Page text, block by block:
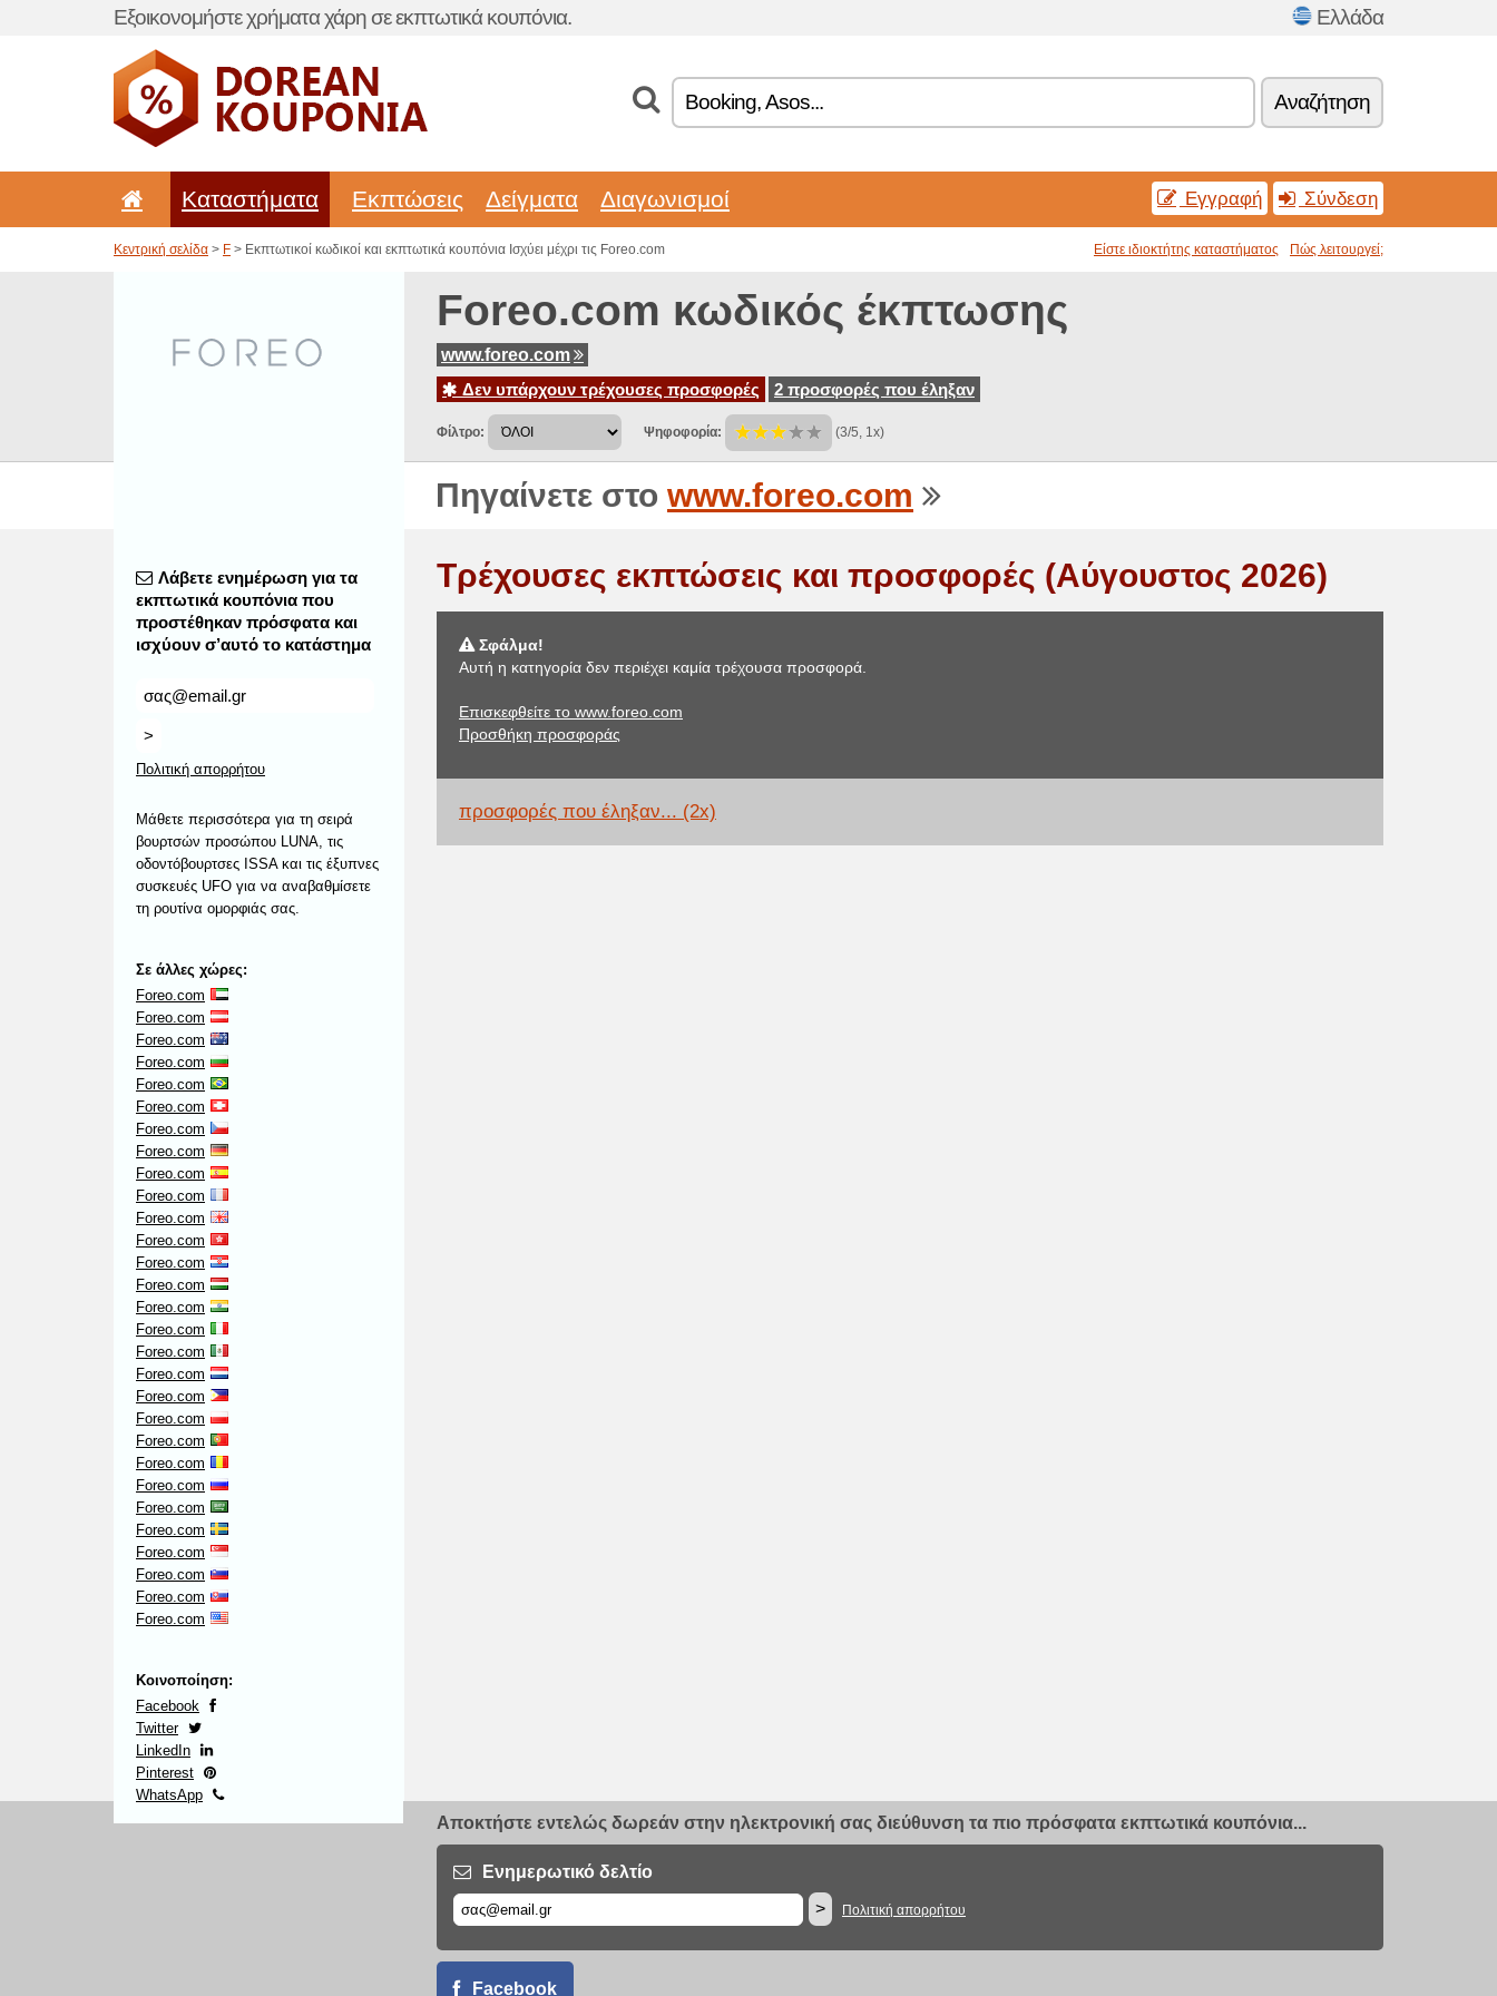
Εξοικονομήστε χρήματα χάρη σε εκπτωτικά κουπόνια. Ελλάδα
Αναζήτηση
Καταστήματα Εκπτώσεις Δείγματα Διαγωνισμοί Εγγραφή Σύνδεση
Κεντρική σελίδα > F > Εκπτωτικοί κωδικοί και εκπτωτικά κουπόνια Ισχύει μέχρι τις Foreo.com Είστε ιδιοκτήτης καταστήματος Πώς λειτουργεί;
Foreo.com κωδικός έκπτωσης
www.foreo.com
Δεν υπάρχουν τρέχουσες προσφορές
2 προσφορές που έληξαν
Φίλτρο: Ψηφοφορία: (3/5, 1x)
Πηγαίνετε στο www.foreo.com
Λάβετε ενημέρωση για τα
εκπτωτικά κουπόνια που
προστέθηκαν πρόσφατα και
ισχύουν σ’αυτό το κατάστημα
>
Πολιτική απορρήτου
Μάθετε περισσότερα για τη σειρά
βουρτσών προσώπου LUNA, τις
οδοντόβουρτσες ISSA και τις έξυπνες
συσκευές UFO για να αναβαθμίσετε
τη ρουτίνα ομορφιάς σας.
Σε άλλες χώρες:
Foreo.com
Foreo.com
Foreo.com
Foreo.com
Foreo.com
Foreo.com
Foreo.com
Foreo.com
Foreo.com
Foreo.com
Foreo.com
Foreo.com
Foreo.com
Foreo.com
Foreo.com
Foreo.com
Foreo.com
Foreo.com
Foreo.com
Foreo.com
Foreo.com
Foreo.com
Foreo.com
Foreo.com
Foreo.com
Foreo.com
Foreo.com
Foreo.com
Foreo.com
Κοινοποίηση:
Facebook
Twitter
LinkedIn
Pinterest
WhatsApp
Τρέχουσες εκπτώσεις και προσφορές (Αύγουστος 2026)
Σφάλμα!
Αυτή η κατηγορία δεν περιέχει καμία τρέχουσα προσφορά.
Επισκεφθείτε το www.foreo.com
Προσθήκη προσφοράς
προσφορές που έληξαν... (2x)
Αποκτήστε εντελώς δωρεάν στην ηλεκτρονική σας διεύθυνση τα πιο πρόσφατα εκπτωτικά κουπόνια...
Ενημερωτικό δελτίο
>
Πολιτική απορρήτου
Facebook